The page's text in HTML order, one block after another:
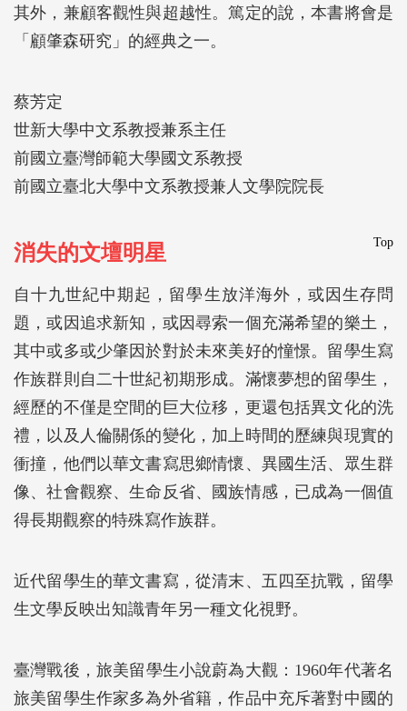
其外，兼顧客觀性與超越性。篤定的說，本書將會是
「顧肇森研究」的經典之一。
蔡芳定
世新大學中文系教授兼系主任
前國立臺灣師範大學國文系教授
前國立臺北大學中文系教授兼人文學院院長
Top
消失的文壇明星
自十九世紀中期起，留學生放洋海外，或因生存問
題，或因追求新知，或因尋索一個充滿希望的樂土，
其中或多或少肇因於對於未來美好的憧憬。留學生寫
作族群則自二十世紀初期形成。滿懷夢想的留學生，
經歷的不僅是空間的巨大位移，更還包括異文化的洗
禮，以及人倫關係的變化，加上時間的歷練與現實的
衝撞，他們以華文書寫思鄉情懷、異國生活、眾生群
像、社會觀察、生命反省、國族情感，已成為一個值
得長期觀察的特殊寫作族群。
近代留學生的華文書寫，從清末、五四至抗戰，留學
生文學反映出知識青年另一種文化視野。
臺灣戰後，旅美留學生小說蔚為大觀：1960年代著名
旅美留學生作家多為外省籍，作品中充斥著對中國的